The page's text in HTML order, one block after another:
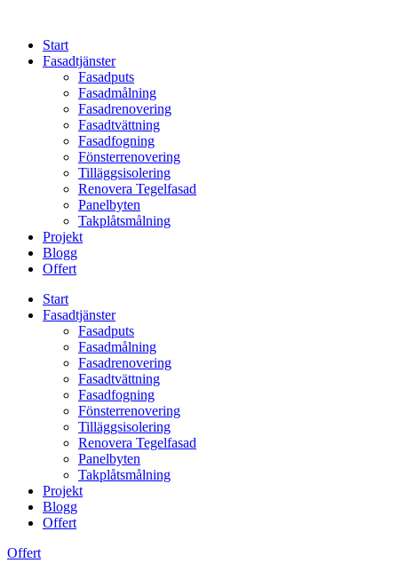
contentStart
Fasadtjänster
Fasadputs
Fasadmålning
Fasadrenovering
Fasadtvättning
Fasadfogning
Fönsterrenovering
Tilläggsisolering
Renovera Tegelfasad
Panelbyten
Takplåtsmålning
Projekt
Blogg
Offert
Start
Fasadtjänster
Fasadputs
Fasadmålning
Fasadrenovering
Fasadtvättning
Fasadfogning
Fönsterrenovering
Tilläggsisolering
Renovera Tegelfasad
Panelbyten
Takplåtsmålning
Projekt
Blogg
Offert
Offert